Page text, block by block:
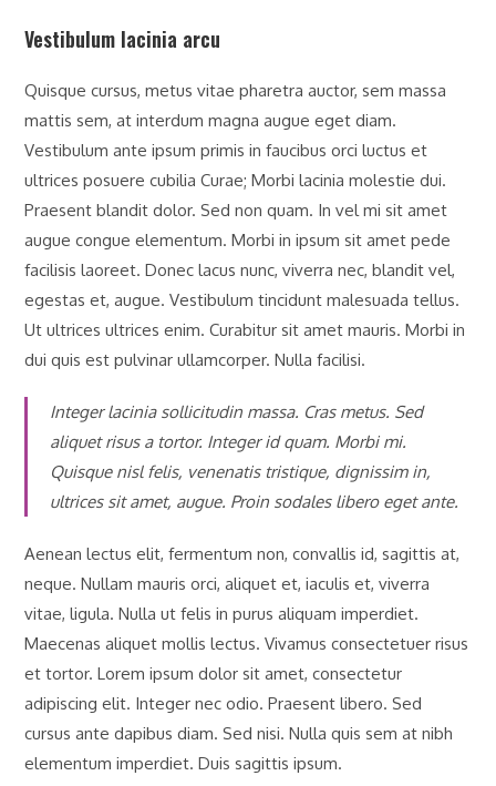
Vestibulum lacinia arcu
Quisque cursus, metus vitae pharetra auctor, sem massa
mattis sem, at interdum magna augue eget diam.
Vestibulum ante ipsum primis in faucibus orci luctus et
ultrices posuere cubilia Curae; Morbi lacinia molestie dui.
Praesent blandit dolor. Sed non quam. In vel mi sit amet
augue congue elementum. Morbi in ipsum sit amet pede
facilisis laoreet. Donec lacus nunc, viverra nec, blandit vel,
egestas et, augue. Vestibulum tincidunt malesuada tellus.
Ut ultrices ultrices enim. Curabitur sit amet mauris. Morbi in
dui quis est pulvinar ullamcorper. Nulla facilisi.
Integer lacinia sollicitudin massa. Cras metus. Sed
aliquet risus a tortor. Integer id quam. Morbi mi.
Quisque nisl felis, venenatis tristique, dignissim in,
ultrices sit amet, augue. Proin sodales libero eget ante.
Aenean lectus elit, fermentum non, convallis id, sagittis at,
neque. Nullam mauris orci, aliquet et, iaculis et, viverra
vitae, ligula. Nulla ut felis in purus aliquam imperdiet.
Maecenas aliquet mollis lectus. Vivamus consectetuer risus
et tortor. Lorem ipsum dolor sit amet, consectetur
adipiscing elit. Integer nec odio. Praesent libero. Sed
cursus ante dapibus diam. Sed nisi. Nulla quis sem at nibh
elementum imperdiet. Duis sagittis ipsum.